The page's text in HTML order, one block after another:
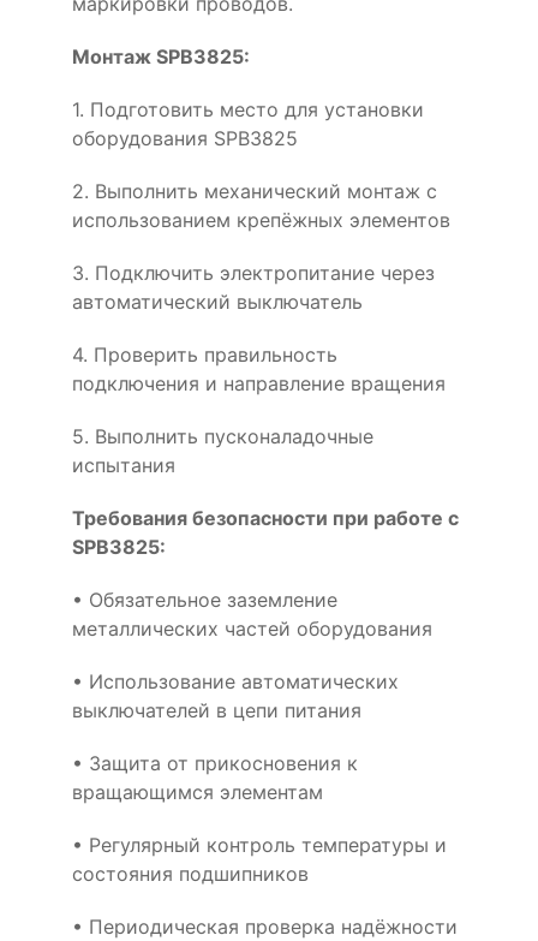
Монтаж SPB3825:
1. Подготовить место для установки
оборудования SPB3825
2. Выполнить механический монтаж с
использованием крепёжных элементов
3. Подключить электропитание через
автоматический выключатель
4. Проверить правильность
подключения и направление вращения
5. Выполнить пусконаладочные
испытания
Требования безопасности при работе с
SPB3825:
• Обязательное заземление
металлических частей оборудования
• Использование автоматических
выключателей в цепи питания
• Защита от прикосновения к
вращающимся элементам
• Регулярный контроль температуры и
состояния подшипников
• Периодическая проверка надёжности